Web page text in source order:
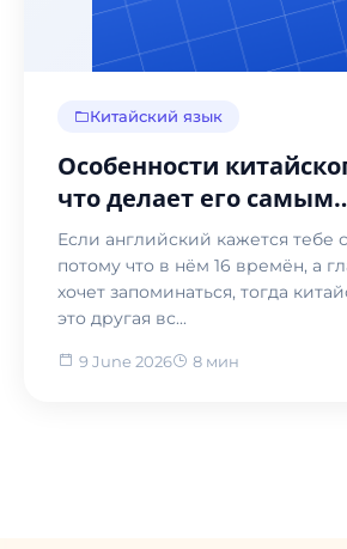
Китайский язык
Особенности
что делает его самым
непохожим на русский
это затягивает
Если английский кажется тебе
потому что в нём 16 времён, а
хочет запоминаться, тогда
это другая вс...
9 June 2026 8 мин